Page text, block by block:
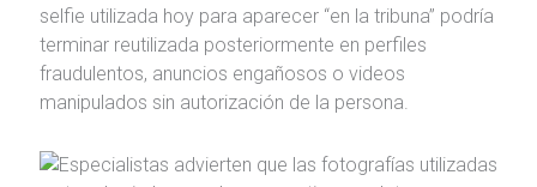
selfie utilizada hoy para aparecer “en la tribuna” podría
terminar reutilizada posteriormente en perfiles
fraudulentos, anuncios engañosos o videos
manipulados sin autorización de la persona.